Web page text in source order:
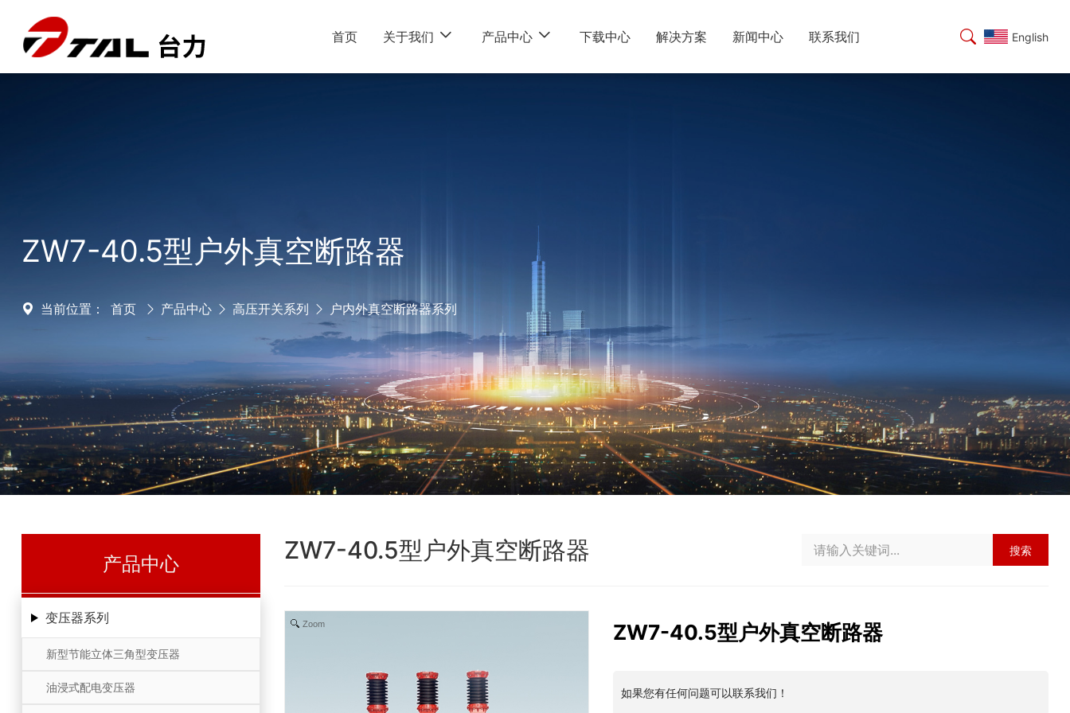
首页 关于我们 产品中心 下载中心 解决方案 新闻中心 联系我们 English
ZW7-40.5型户外真空断路器
当前位置： 首页 产品中心 高压开关系列 户内外真空断路器系列
产品中心
变压器系列
新型节能立体三角型变压器
油浸式配电变压器
ZW7-40.5型户外真空断路器 搜索
Zoom ZW7-40.5型户外真空断路器
如果您有任何问题可以联系我们！